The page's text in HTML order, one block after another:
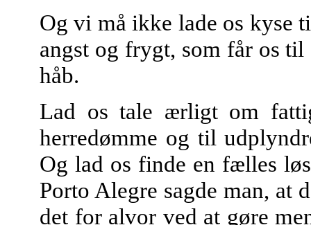
Og vi må ikke lade os kyse
angst og frygt, som får os
håb.
Lad os tale ærligt om
herredømme og til
Og lad os finde en fælles
Porto Alegre sagde man, at
det for alvor ved at gøre